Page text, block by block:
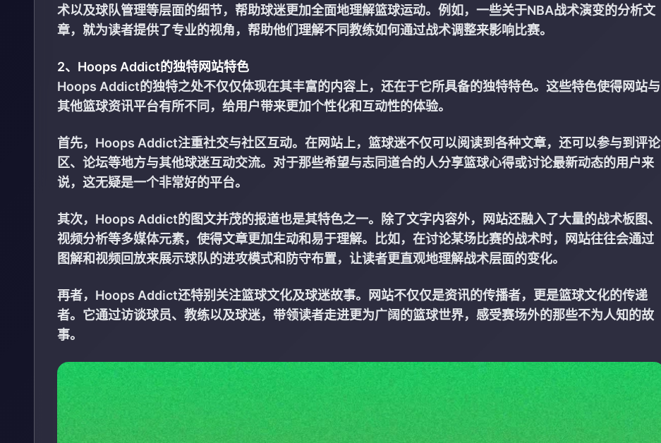
术以及球队管理等层面的细节，帮助球迷更加全面地理解篮球运动。例如，一些关于NBA战术演变的分析文
章，就为读者提供了专业的视角，帮助他们理解不同教练如何通过战术调整来影响比赛。
2、Hoops Addict的独特网站特色
Hoops Addict的独特之处不仅仅体现在其丰富的内容上，还在于它所具备的独特特色。这些特色使得网站与
其他篮球资讯平台有所不同，给用户带来更加个性化和互动性的体验。
首先，Hoops Addict注重社交与社区互动。在网站上，篮球迷不仅可以阅读到各种文章，还可以参与到评论
区、论坛等地方与其他球迷互动交流。对于那些希望与志同道合的人分享篮球心得或讨论最新动态的用户来
说，这无疑是一个非常好的平台。
其次，Hoops Addict的图文并茂的报道也是其特色之一。除了文字内容外，网站还融入了大量的战术板图、
视频分析等多媒体元素，使得文章更加生动和易于理解。比如，在讨论某场比赛的战术时，网站往往会通过
图解和视频回放来展示球队的进攻模式和防守布置，让读者更直观地理解战术层面的变化。
再者，Hoops Addict还特别关注篮球文化及球迷故事。网站不仅仅是资讯的传播者，更是篮球文化的传递
者。它通过访谈球员、教练以及球迷，带领读者走进更为广阔的篮球世界，感受赛场外的那些不为人知的故
事。